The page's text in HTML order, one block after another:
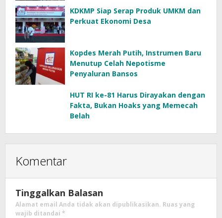
KDKMP Siap Serap Produk UMKM dan
Perkuat Ekonomi Desa
Kopdes Merah Putih, Instrumen Baru
Menutup Celah Nepotisme
Penyaluran Bansos
HUT RI ke-81 Harus Dirayakan dengan
Fakta, Bukan Hoaks yang Memecah
Belah
Komentar
Tinggalkan Balasan
Alamat email Anda tidak akan dipublikasikan. Ruas yang
wajib ditandai *